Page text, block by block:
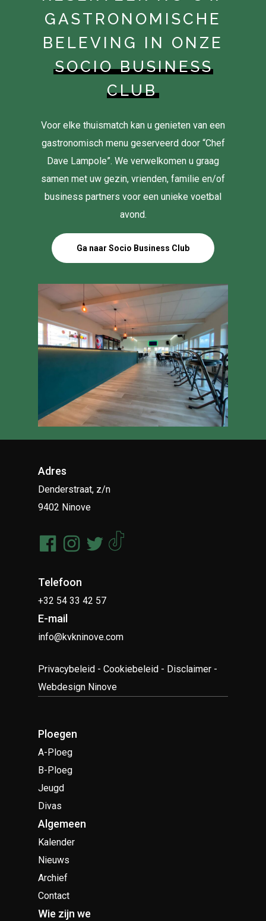
GASTRONOMISCHE
BELEVING IN ONZE
SOCIO BUSINESS
CLUB
Voor elke thuismatch kan u genieten van een
gastronomisch menu geserveerd door “Chef
Dave Lampole”. We verwelkomen u graag
samen met uw gezin, vrienden, familie en/of
business partners voor een unieke voetbal
avond.
Ga naar Socio Business Club
Adres
Denderstraat, z/n
9402 Ninove
Telefoon
+32 54 33 42 57
E-mail
info@kvkninove.com
Privacybeleid -Cookiebeleid - Disclaimer -
Webdesign Ninove
Ploegen
A-Ploeg
B-Ploeg
Jeugd
Divas
Algemeen
Kalender
Nieuws
Archief
Contact
Wie zijn we